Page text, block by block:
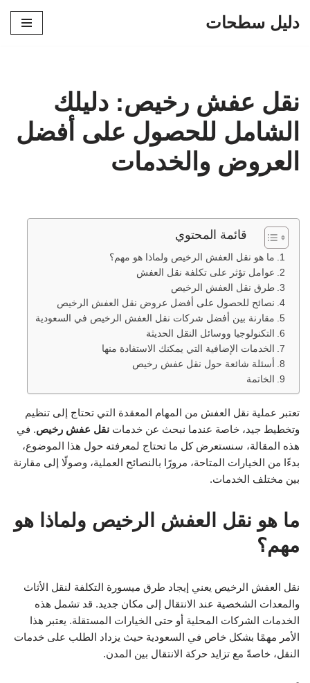
دليل سطحات
نقل عفش رخيص: دليلك
الشامل للحصول على أفضل
العروض والخدمات
قائمة المحتوي
ما هو نقل العفش الرخيص ولماذا هو مهم؟
عوامل تؤثر على تكلفة نقل العفش
طرق نقل العفش الرخيص
نصائح للحصول على أفضل عروض نقل العفش الرخيص
مقارنة بين أفضل شركات نقل العفش الرخيص في السعودية
التكنولوجيا ووسائل النقل الحديثة
الخدمات الإضافية التي يمكنك الاستفادة منها
أسئلة شائعة حول نقل عفش رخيص
الخاتمة
تعتبر عملية نقل العفش من المهام المعقدة التي تحتاج إلى تنظيم
وتخطيط جيد، خاصة عندما نبحث عن خدمات نقل عفش رخيص. في
هذه المقالة، سنستعرض كل ما تحتاج لمعرفته حول هذا الموضوع،
بدءًا من الخيارات المتاحة، مرورًا بالنصائح العملية، وصولًا إلى مقارنة
بين مختلف الخدمات.
ما هو نقل العفش الرخيص ولماذا هو
مهم؟
نقل العفش الرخيص يعني إيجاد طرق ميسورة التكلفة لنقل الأثاث
والمعدات الشخصية عند الانتقال إلى مكان جديد. قد تشمل هذه
الخدمات الشركات المحلية أو حتى الخيارات المستقلة. يعتبر هذا
الأمر مهمًا بشكل خاص في السعودية حيث يزداد الطلب على خدمات
النقل، خاصةً مع تزايد حركة الانتقال بين المدن.